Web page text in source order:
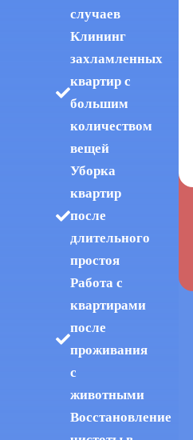
случаев
Клининг
захламленных
квартир с
большим
количеством
вещей
Уборка
квартир
после
длительного
простоя
Работа с
квартирами
после
проживания
с
животными
Восстановление